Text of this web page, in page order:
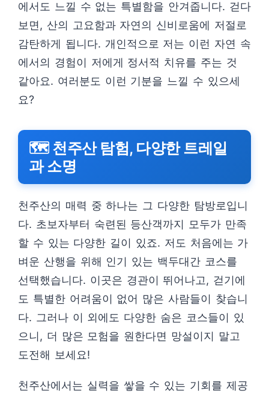
에서도 느낄 수 없는 특별함을 안겨줍니다. 걷다
보면, 산의 고요함과 자연의 신비로움에 저절로
감탄하게 됩니다. 개인적으로 저는 이런 자연 속
에서의 경험이 저에게 정서적 치유를 주는 것
같아요. 여러분도 이런 기분을 느낄 수 있으세
요?
🗺️ 천주산 탐험, 다양한 트레일
과 소명
천주산의 매력 중 하나는 그 다양한 탐방로입니
다. 초보자부터 숙련된 등산객까지 모두가 만족
할 수 있는 다양한 길이 있죠. 저도 처음에는 가
벼운 산행을 위해 인기 있는 백두대간 코스를
선택했습니다. 이곳은 경관이 뛰어나고, 걷기에
도 특별한 어려움이 없어 많은 사람들이 찾습니
다. 그러나 이 외에도 다양한 숨은 코스들이 있
으니, 더 많은 모험을 원한다면 망설이지 말고
도전해 보세요!
천주산에서는 실력을 쌓을 수 있는 기회를 제공